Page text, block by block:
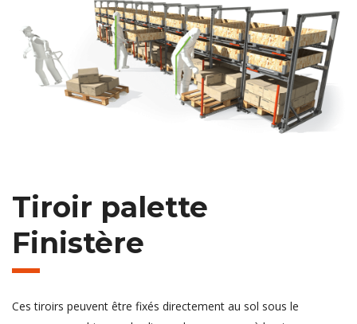
Tiroir palette
Finistère
Ces tiroirs peuvent être fixés directement au sol sous le